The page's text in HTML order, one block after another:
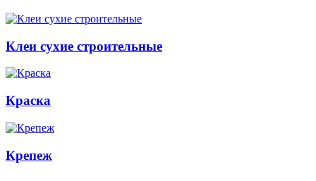
Клеи сухие строительные
Краска
Крепеж